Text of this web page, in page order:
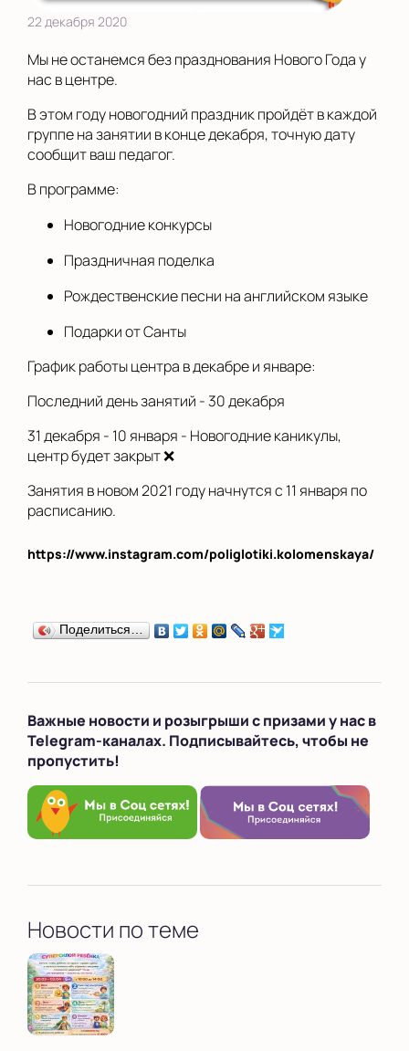
22 декабря 2020
Мы не останемся без празднования Нового Года у
нас в центре.
В этом году новогодний праздник пройдёт в каждой
группе на занятии в конце декабря, точную дату
сообщит ваш педагог.
В программе:
Новогодние конкурсы
Праздничная поделка
Рождественские песни на английском языке
Подарки от Санты
График работы центра в декабре и январе:
Последний день занятий - 30 декабря
31 декабря - 10 января - Новогодние каникулы,
центр будет закрыт ❌
Занятия в новом 2021 году начнутся с 11 января по
расписанию.
https://www.instagram.com/poliglotiki.kolomenskaya/
Поделиться…
Важные новости и розыгрыши с призами у нас в
Telegram-каналах. Подписывайтесь, чтобы не
пропустить!
Новости по теме